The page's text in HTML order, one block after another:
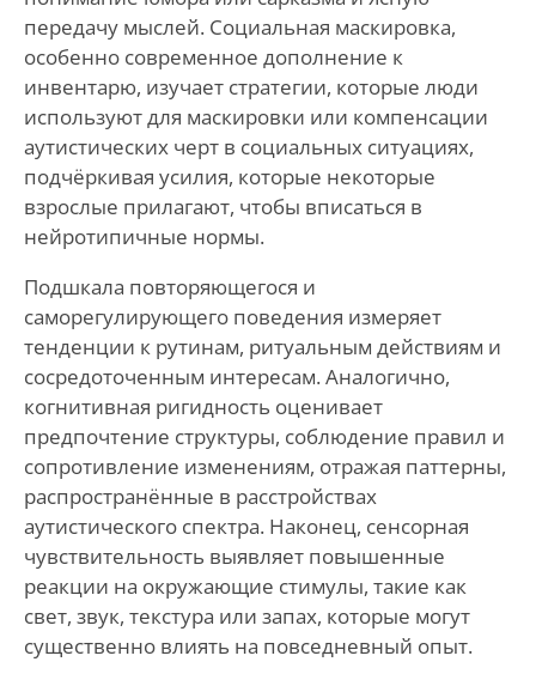
передачу мыслей. Социальная маскировка,
особенно современное дополнение к
инвентарю, изучает стратегии, которые люди
используют для маскировки или компенсации
аутистических черт в социальных ситуациях,
подчёркивая усилия, которые некоторые
взрослые прилагают, чтобы вписаться в
нейротипичные нормы.
Подшкала повторяющегося и
саморегулирующего поведения измеряет
тенденции к рутинам, ритуальным действиям и
сосредоточенным интересам. Аналогично,
когнитивная ригидность оценивает
предпочтение структуры, соблюдение правил и
сопротивление изменениям, отражая паттерны,
распространённые в расстройствах
аутистического спектра. Наконец, сенсорная
чувствительность выявляет повышенные
реакции на окружающие стимулы, такие как
свет, звук, текстура или запах, которые могут
существенно влиять на повседневный опыт.